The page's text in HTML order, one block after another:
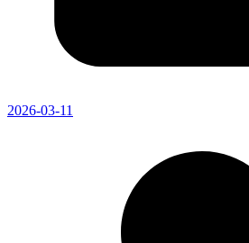
2026-03-11